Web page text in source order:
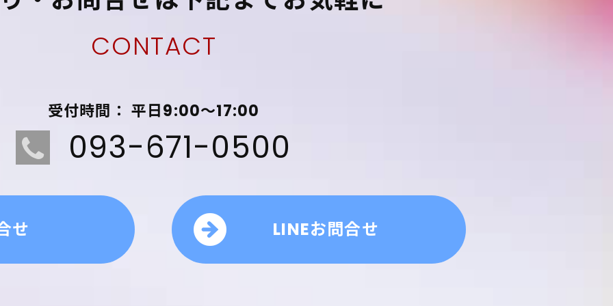
CONTACT
受付時間： 平日9:00～17:00
093-671-0500
せ LINEお問合せ